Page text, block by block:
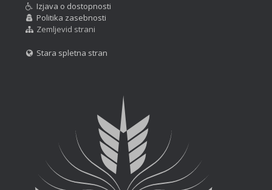
Izjava o dostopnosti
Politika zasebnosti
Zemljevid strani
Stara spletna stran